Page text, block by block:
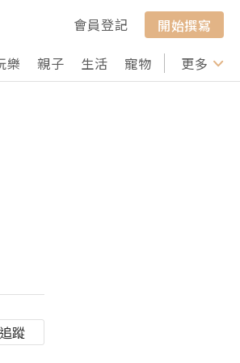
會員登記
開始撰寫
樂 親子 生活 寵物 行山 打卡
更多
追蹤